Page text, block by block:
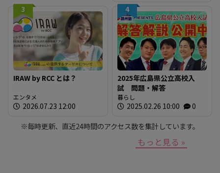
3
IRAW by RCC とは？
エンタメ
2026.07.23 12:00
4
2025年広島県公立高校入
試 問題・解答
暮らし
2025.02.26 10:00 0
※毎時更新、直近24時間のアクセス数を集計しています。
もっと見る »